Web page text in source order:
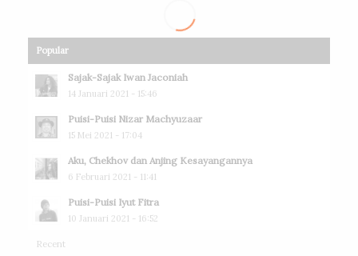
Popular
Sajak-Sajak Iwan Jaconiah
14 Januari 2021 - 15:46
Puisi-Puisi Nizar Machyuzaar
15 Mei 2021 - 17:04
Aku, Chekhov dan Anjing Kesayangannya
6 Februari 2021 - 11:41
Puisi-Puisi Iyut Fitra
10 Januari 2021 - 16:52
Recent